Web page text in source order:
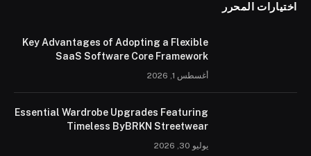
اختيارات المحرر
Key Advantages of Adopting a Flexible
SaaS Software Core Framework
أغسطس 1, 2026
Essential Wardrobe Upgrades Featuring
Timeless ByBRKN Streetwear
يوليو 30, 2026